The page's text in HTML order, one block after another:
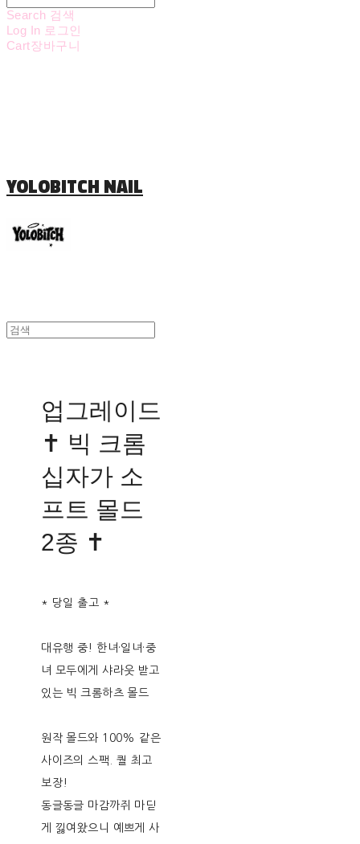
Search 검색
Log In 로그인
Cart장바구니
YOLOBITCH NAIL
업그레이드
✝︎ 빅 크롬
십자가 소
프트 몰드
2종 ✝︎
* 당일 출고 *
대유행 중! 한녀·일녀·중
녀 모두에게 샤라웃 받고
있는 빅 크롬하츠 몰드
원작 몰드와 100% 같은
사이즈의 스팩. 퀄 최고
보장!
동글동글 마감까쥐 마딛
게 낋여왔으니 예쁘게 사